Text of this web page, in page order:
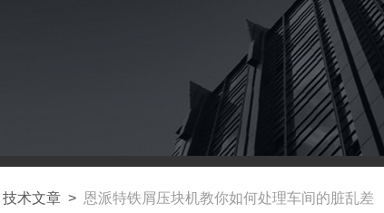
技术文章 > 恩派特铁屑压块机教你如何处理车间的脏乱差